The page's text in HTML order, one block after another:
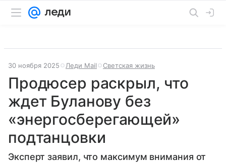
30 ноября 2025 Леди Mail Светская жизнь
Продюсер раскрыл, что
ждет Буланову без
«энергосберегающей»
подтанцовки
Эксперт заявил, что максимум внимания от